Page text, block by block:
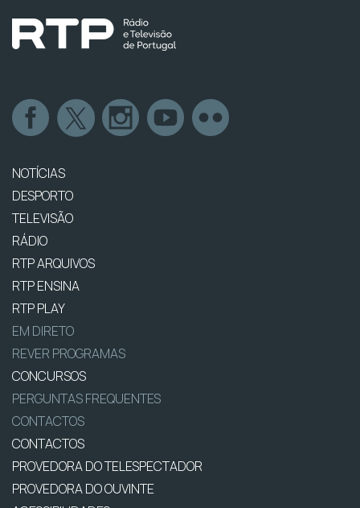
NOTÍCIAS
DESPORTO
TELEVISÃO
RÁDIO
RTP ARQUIVOS
RTP ENSINA
RTP PLAY
EM DIRETO
REVER PROGRAMAS
CONCURSOS
PERGUNTAS FREQUENTES
CONTACTOS
CONTACTOS
PROVEDORA DO TELESPECTADOR
PROVEDORA DO OUVINTE